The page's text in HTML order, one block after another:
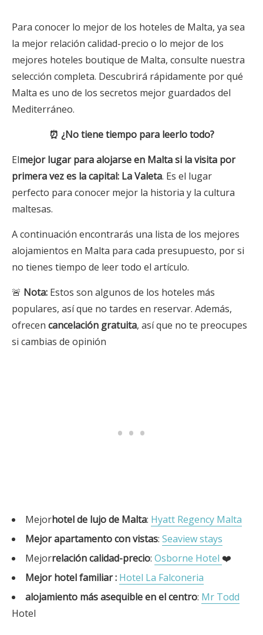
Para conocer lo mejor de los hoteles de Malta, ya sea
la mejor relación calidad-precio o lo mejor de los
mejores hoteles boutique de Malta, consulte nuestra
selección completa. Descubrirá rápidamente por qué
Malta es uno de los secretos mejor guardados del
Mediterráneo.
⏰ ¿No tiene tiempo para leerlo todo?
Elmejor lugar para alojarse en Malta si la visita por
primera vez es la capital: La Valeta. Es el lugar
perfecto para conocer mejor la historia y la cultura
maltesas.
A continuación encontrarás una lista de los mejores
alojamientos en Malta para cada presupuesto, por si
no tienes tiempo de leer todo el artículo.
🚨 Nota: Estos son algunos de los hoteles más
populares, así que no tardes en reservar. Además,
ofrecen cancelación gratuita, así que no te preocupes
si cambias de opinión
Mejorhotel de lujo de Malta: Hyatt Regency Malta
Mejor apartamento con vistas: Seaview stays
Mejorrelación calidad-precio: Osborne Hotel ❤️
Mejor hotel familiar : Hotel La Falconeria
alojamiento más asequible en el centro: Mr Todd
Hotel